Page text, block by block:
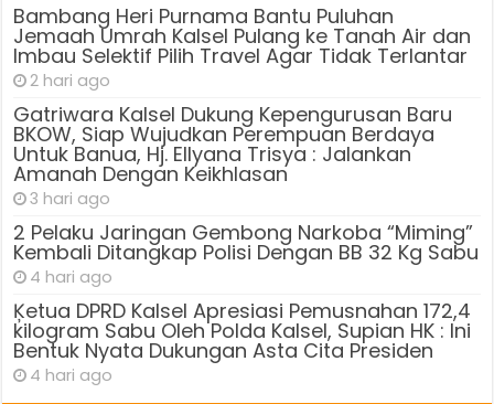
Bambang Heri Purnama Bantu Puluhan
Jemaah Umrah Kalsel Pulang ke Tanah Air dan
Imbau Selektif Pilih Travel Agar Tidak Terlantar
2 hari ago
Gatriwara Kalsel Dukung Kepengurusan Baru
BKOW, Siap Wujudkan Perempuan Berdaya
Untuk Banua, Hj. Ellyana Trisya : Jalankan
Amanah Dengan Keikhlasan
3 hari ago
2 Pelaku Jaringan Gembong Narkoba “Miming”
Kembali Ditangkap Polisi Dengan BB 32 Kg Sabu
4 hari ago
Ķetua DPRD Kalsel Apresiasi Pemusnahan 172,4
kilogram Sabu Oleh Polda Kalsel, Supian HK : Ini
Bentuk Nyata Dukungan Asta Cita Presiden
4 hari ago